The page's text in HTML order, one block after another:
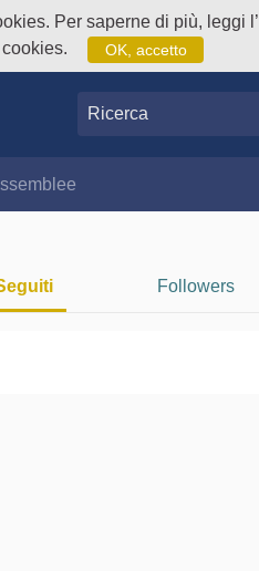
Per saperne di più, leggi l’
OK, accetto
Ricerca
Followers